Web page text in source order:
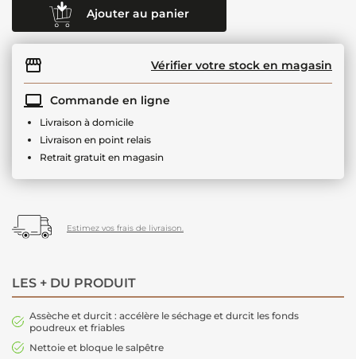
Ajouter au panier
Vérifier votre stock en magasin
Commande en ligne
Livraison à domicile
Livraison en point relais
Retrait gratuit en magasin
Estimez vos frais de livraison.
LES + DU PRODUIT
Assèche et durcit : accélère le séchage et durcit les fonds
poudreux et friables
Nettoie et bloque le salpêtre